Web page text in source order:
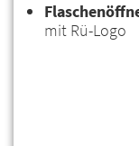
mit Rü-Logo